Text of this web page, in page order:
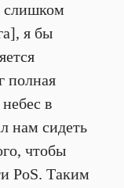
слишком
я бы
полная
в
нам сидеть
чтобы
PoS. Таким